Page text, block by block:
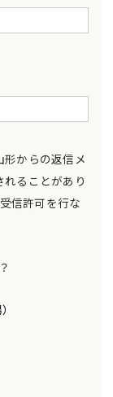
からの返信メ
ることがあり
信許可を行な